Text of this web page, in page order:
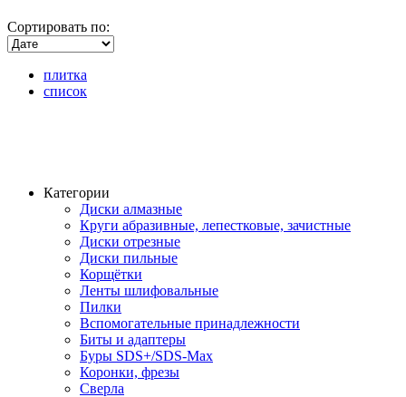
Сортировать по:
плитка
список
Категории
Диски алмазные
Круги абразивные, лепестковые, зачистные
Диски отрезные
Диски пильные
Корщётки
Ленты шлифовальные
Пилки
Вспомогательные принадлежности
Биты и адаптеры
Буры SDS+/SDS-Max
Коронки, фрезы
Сверла